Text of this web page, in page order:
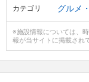
カテゴリ グルメ
※施設情報については、
報が当サイトに掲載され